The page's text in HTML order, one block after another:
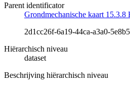
Parent identificator
Grondmechanische kaart 15.3.8
2d1cc26f-6a19-44ca-a3a0-
Hiërarchisch niveau
dataset
Beschrijving hiërarchisch niveau